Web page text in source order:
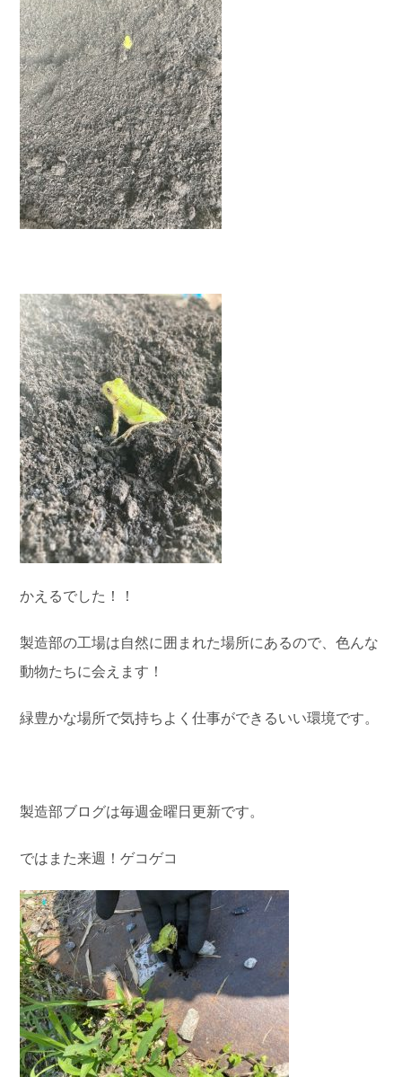
かえるでした！！
製造部の工場は自然に囲まれた場所にあるので、色んな
動物たちに会えます！
緑豊かな場所で気持ちよく仕事ができるいい環境です。
製造部ブログは毎週金曜日更新です。
ではまた来週！ゲコゲコ